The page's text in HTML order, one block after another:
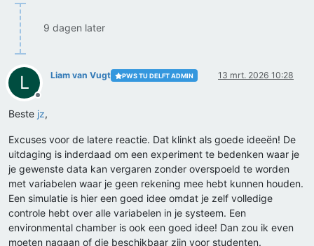
9 dagen later
L
Offline
Liam van Vugt PWS TU DELFT ADMIN 13 mrt. 2026 10:28
Beste jz,
Excuses voor de latere reactie. Dat klinkt als goede ideeën! De
uitdaging is inderdaad om een experiment te bedenken waar je
je gewenste data kan vergaren zonder overspoeld te worden
met variabelen waar je geen rekening mee hebt kunnen houden.
Een simulatie is hier een goed idee omdat je zelf volledige
controle hebt over alle variabelen in je systeem. Een
environmental chamber is ook een goed idee! Dan zou ik even
moeten nagaan of die beschikbaar zijn voor studenten.